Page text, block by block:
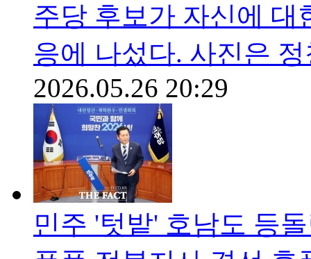
주당 후보가 자신에 대
응에 나섰다. 사진은
2026.05.26 20:29
민주 '텃밭' 호남도 등